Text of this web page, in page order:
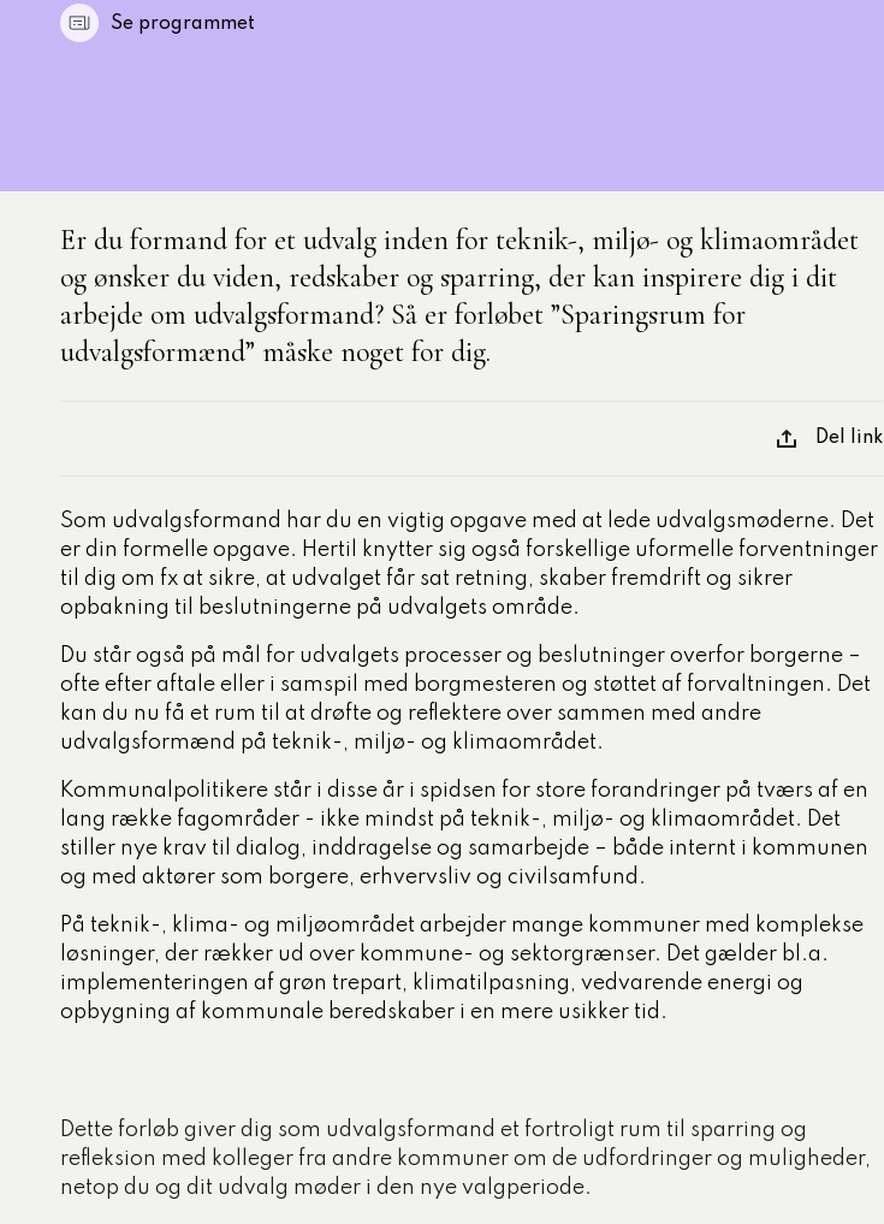
Se programmet
Er du formand for et udvalg inden for teknik-, miljø- og klimaområdet
og ønsker du viden, redskaber og sparring, der kan inspirere dig i dit
arbejde om udvalgsformand? Så er forløbet ”Sparingsrum for
udvalgsformænd” måske noget for dig.
Del link
Som udvalgsformand har du en vigtig opgave med at lede udvalgsmøderne. Det
er din formelle opgave. Hertil knytter sig også forskellige uformelle forventninger
til dig om fx at sikre, at udvalget får sat retning, skaber fremdrift og sikrer
opbakning til beslutningerne på udvalgets område.
Du står også på mål for udvalgets processer og beslutninger overfor borgerne –
ofte efter aftale eller i samspil med borgmesteren og støttet af forvaltningen. Det
kan du nu få et rum til at drøfte og reflektere over sammen med andre
udvalgsformænd på teknik-, miljø- og klimaområdet.
Kommunalpolitikere står i disse år i spidsen for store forandringer på tværs af en
lang række fagområder - ikke mindst på teknik-, miljø- og klimaområdet. Det
stiller nye krav til dialog, inddragelse og samarbejde – både internt i kommunen
og med aktører som borgere, erhvervsliv og civilsamfund.
På teknik-, klima- og miljøområdet arbejder mange kommuner med komplekse
løsninger, der rækker ud over kommune- og sektorgrænser. Det gælder bl.a.
implementeringen af grøn trepart, klimatilpasning, vedvarende energi og
opbygning af kommunale beredskaber i en mere usikker tid.
Dette forløb giver dig som udvalgsformand et fortroligt rum til sparring og
refleksion med kolleger fra andre kommuner om de udfordringer og muligheder,
netop du og dit udvalg møder i den nye valgperiode.
processer og
og ældre
børne- og
dagtilbud
miljø og klima